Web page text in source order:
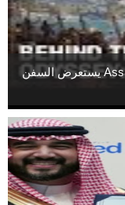
فيديو جديد للعبة Assassin’s Creed Odyssey يستعرض السفن